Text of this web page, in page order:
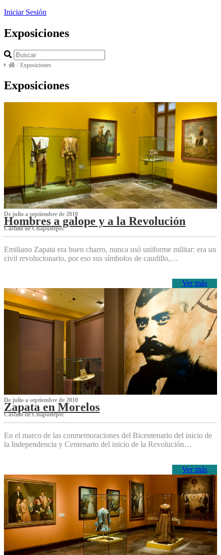
Iniciar Sesión
Exposiciones
/ Exposiciones
Exposiciones
De julio a septiembre de 2010
Hombres a galope y a la Revolución
Castillo de Chapultepec
Emiliano Zapata era buen charro, nunca usó uniforme militar: era un
civil revolucionario, por eso sus símbolos de caudillo,…
Ver más
De julio a septiembre de 2010
Zapata en Morelos
Castillo de Chapultepec
En el marco de las conmemoraciones del Bicentenario del inicio de
la Independencia y Centenario del inicio de la Revolución…
Ver más